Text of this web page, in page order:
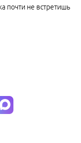
почти не встретишь